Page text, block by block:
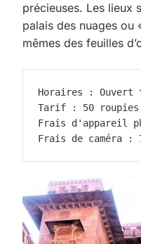
précieuses. Les lieux
palais des nuages ou
mêmes des feuilles
Horaires : Ouvert
Tarif : 50
Frais d'appareil
Frais de caméra :